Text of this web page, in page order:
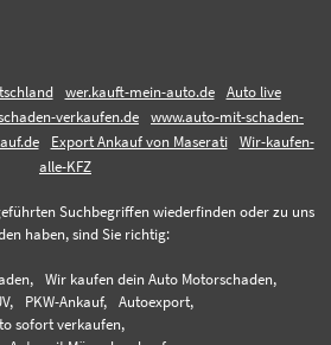
wer.kauft-mein-auto.de
Auto live
verkaufen.de
www.auto-mit-schaden-
Export Ankauf von Maserati
Wir-kaufen-
alle-KFZ
Suchbegriffen wiederfinden oder zu uns
haben, sind Sie richtig:
Wir kaufen dein Auto Motorschaden,
PKW-Ankauf,
Autoexport,
sofort verkaufen,